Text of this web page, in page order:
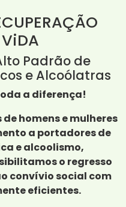
Padrão de
e Alcoólatras
a diferença!
homens e mulheres
a portadores de
e alcoolismo,
o regresso
convívio social com
eficientes.